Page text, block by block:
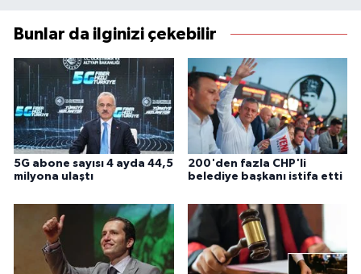
Bunlar da ilginizi çekebilir
5G abone sayısı 4 ayda 44,5
milyona ulaştı
200'den fazla CHP'li
belediye başkanı istifa etti